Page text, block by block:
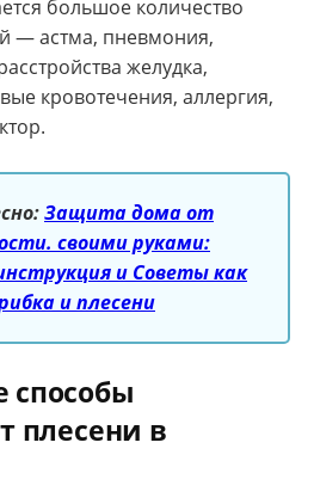
большое количество
— астма, пневмония,
желудка,
кровотечения, аллергия,
Защита дома от
своими руками:
и Советы как
и плесени
плесени в